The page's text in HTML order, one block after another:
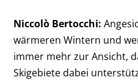
Niccolò Bertocchi:
wärmeren Wintern und
immer mehr zur Ansicht,
Skigebiete dabei